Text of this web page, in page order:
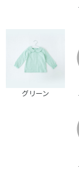
グリーン